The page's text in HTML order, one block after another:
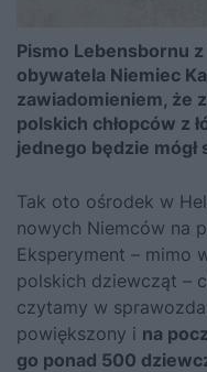
Pismo Lebensbornu
obywatela Niemiec
zawiadomieniem, że
polskich chłopców z
jednego będzie mógł
Tak oto ośrodek w
nowych Niemców na
Eksperyment – mimo
polskich dziewcząt –
czytamy w
powiększony i na
go ponad 500